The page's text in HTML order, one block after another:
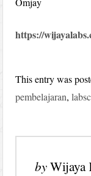
https://
This entry was
pembelajaran,
byWijaya